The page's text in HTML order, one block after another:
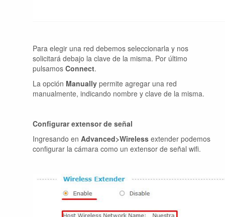
Para elegir una red debemos seleccionarla y nos
solicitará debajo la clave de la misma. Por último
pulsamos Connect.
La opción Manually permite agregar una red
manualmente, indicando nombre y clave de la misma.
Configurar extensor de señal
Ingresando en Advanced>Wireless extender podemos
configurar la cámara como un extensor de señal wifi.